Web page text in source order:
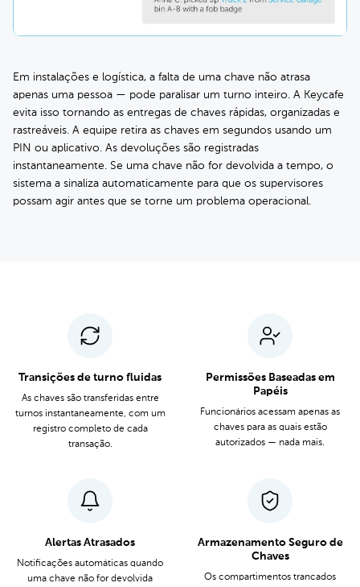
Em instalações e logística, a falta de uma chave não atrasa
apenas uma pessoa — pode paralisar um turno inteiro. A Keycafe
evita isso tornando as entregas de chaves rápidas, organizadas e
rastreáveis. A equipe retira as chaves em segundos usando um
PIN ou aplicativo. As devoluções são registradas
instantaneamente. Se uma chave não for devolvida a tempo, o
sistema a sinaliza automaticamente para que os supervisores
possam agir antes que se torne um problema operacional.
Transições de turno fluidas
As chaves são transferidas entre
turnos instantaneamente, com um
registro completo de cada
transação.
Permissões Baseadas em
Papéis
Funcionários acessam apenas as
chaves para as quais estão
autorizados — nada mais.
Alertas Atrasados
Notificações automáticas quando
uma chave não for devolvida
Armazenamento Seguro de
Chaves
Os compartimentos trancados